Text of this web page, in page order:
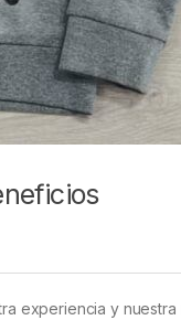
experiencia y